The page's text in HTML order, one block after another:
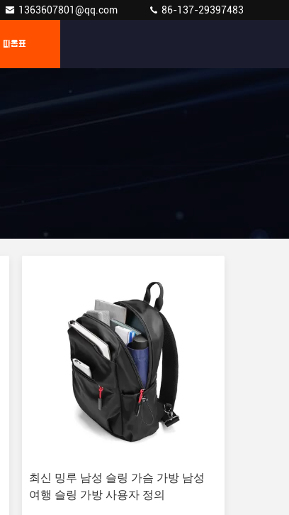
1363607801@qq.com 86-137-29397483
따옴표
최신 밍루 남성 슬링 가슴 가방 남성
여행 슬링 가방 사용자 정의